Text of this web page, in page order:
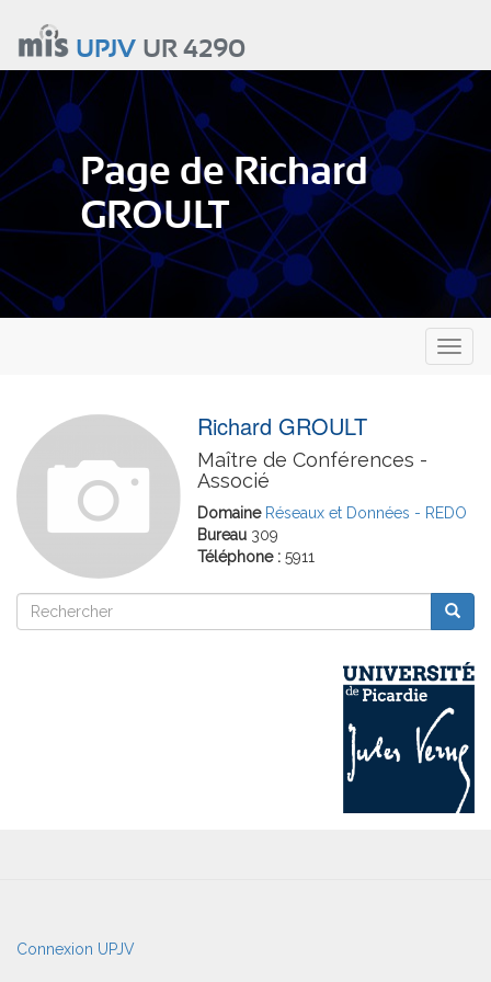
contenu
principal
UPJVUR 4290
Page de Richard
GROULT
Richard GROULT
Maître de Conférences -
Associé
Domaine Réseaux et Données - REDO
Bureau 309
Téléphone : 5911
Rechercher
Rechercher
User
account
Connexion UPJV